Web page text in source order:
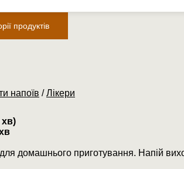
продуктів
напоїв /Лікери
хв)
домашнього приготування. Напій